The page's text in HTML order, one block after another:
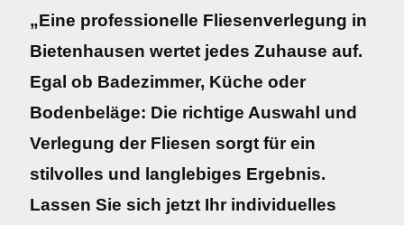
„Eine professionelle Fliesenverlegung in
Bietenhausen wertet jedes Zuhause auf.
Egal ob Badezimmer, Küche oder
Bodenbeläge: Die richtige Auswahl und
Verlegung der Fliesen sorgt für ein
stilvolles und langlebiges Ergebnis.
Lassen Sie sich jetzt Ihr individuelles